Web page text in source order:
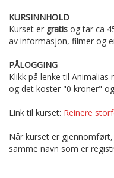
KURSINNHOLD
Kurset er gratis og tar ca
av informasjon, filmer og
PÅLOGGING
Klikk på lenke til
og det koster "0 kroner"
Link til kurset: Reinere
Når kurset er
samme navn som er